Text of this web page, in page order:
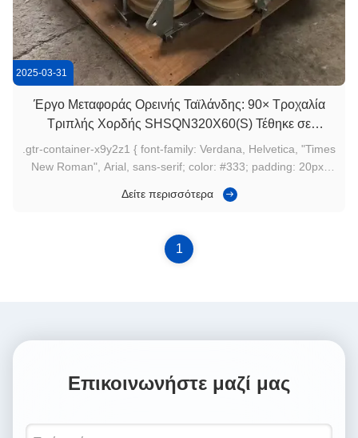
2025-03-31
Έργο Μεταφοράς Ορεινής Ταϊλάνδης: 90× Τροχαλία
Τριπλής Χορδής SHSQN320X60(S) Τέθηκε σε
Λειτουργία
.gtr-container-x9y2z1 { font-family: Verdana, Helvetica, "Times
New Roman", Arial, sans-serif; color: #333; padding: 20px;
overflow-x: hidden; } .gtr-container-x9y2z1 p { font-size: 14px;
Δείτε περισσότερα
1
Επικοινωνήστε μαζί μας